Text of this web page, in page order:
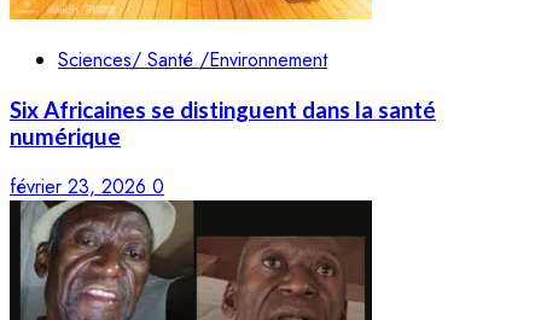
Sciences/ Santé /Environnement
Six Africaines se distinguent dans la santé
numérique
février 23, 2026 0